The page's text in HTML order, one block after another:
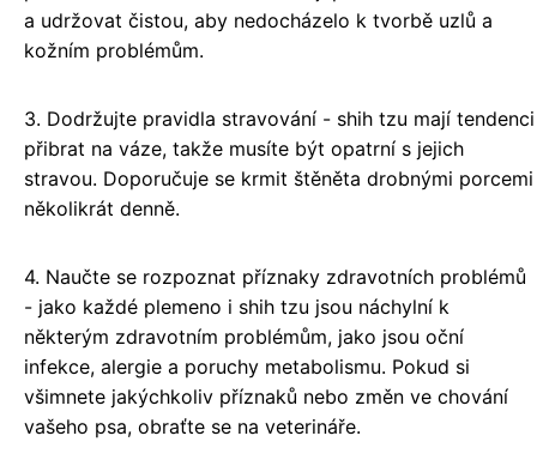
a udržovat čistou, aby nedocházelo k tvorbě uzlů a
kožním problémům.
3. Dodržujte pravidla stravování - shih tzu mají tendenci
přibrat na váze, takže musíte být opatrní s jejich
stravou. Doporučuje se krmit štěněta drobnými porcemi
několikrát denně.
4. Naučte se rozpoznat příznaky zdravotních problémů
- jako každé plemeno i shih tzu jsou náchylní k
některým zdravotním problémům, jako jsou oční
infekce, alergie a poruchy metabolismu. Pokud si
všimnete jakýchkoliv příznaků nebo změn ve chování
vašeho psa, obraťte se na veterináře.